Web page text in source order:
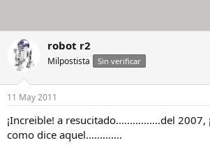
robot r2
Milpostista Sin verificar
11 May 2011
¡Increible! a resucitado................del 2007,
como dice aquel.............